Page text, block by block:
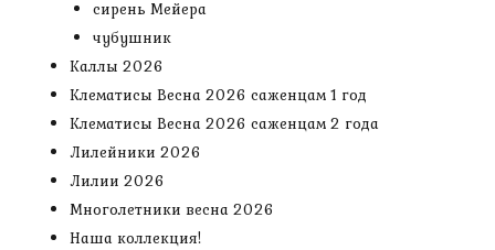
сирень Мейера
чубушник
Каллы 2026
Клематисы Весна 2026 саженцам 1 год
Клематисы Весна 2026 саженцам 2 года
Лилейники 2026
Лилии 2026
Многолетники весна 2026
Наша коллекция!